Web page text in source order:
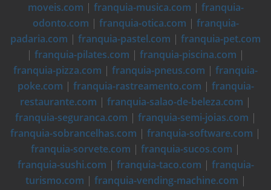
moveis.com | franquia-musica.com | franquia-
odonto.com | franquia-otica.com | franquia-
padaria.com | franquia-pastel.com | franquia-pet.com
| franquia-pilates.com | franquia-piscina.com |
franquia-pizza.com | franquia-pneus.com | franquia-
poke.com | franquia-rastreamento.com | franquia-
restaurante.com | franquia-salao-de-beleza.com |
franquia-seguranca.com | franquia-semi-joias.com |
franquia-sobrancelhas.com | franquia-software.com |
franquia-sorvete.com | franquia-sucos.com |
franquia-sushi.com | franquia-taco.com | franquia-
turismo.com | franquia-vending-machine.com |